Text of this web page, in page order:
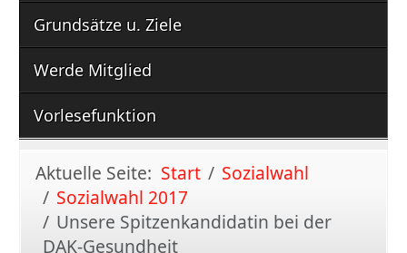
Grundsätze u. Ziele
Werde Mitglied
Vorlesefunktion
Aktuelle Seite: Start
Sozialwahl
Sozialwahl 2017
Unsere Spitzenkandidatin bei der
DAK-Gesundheit